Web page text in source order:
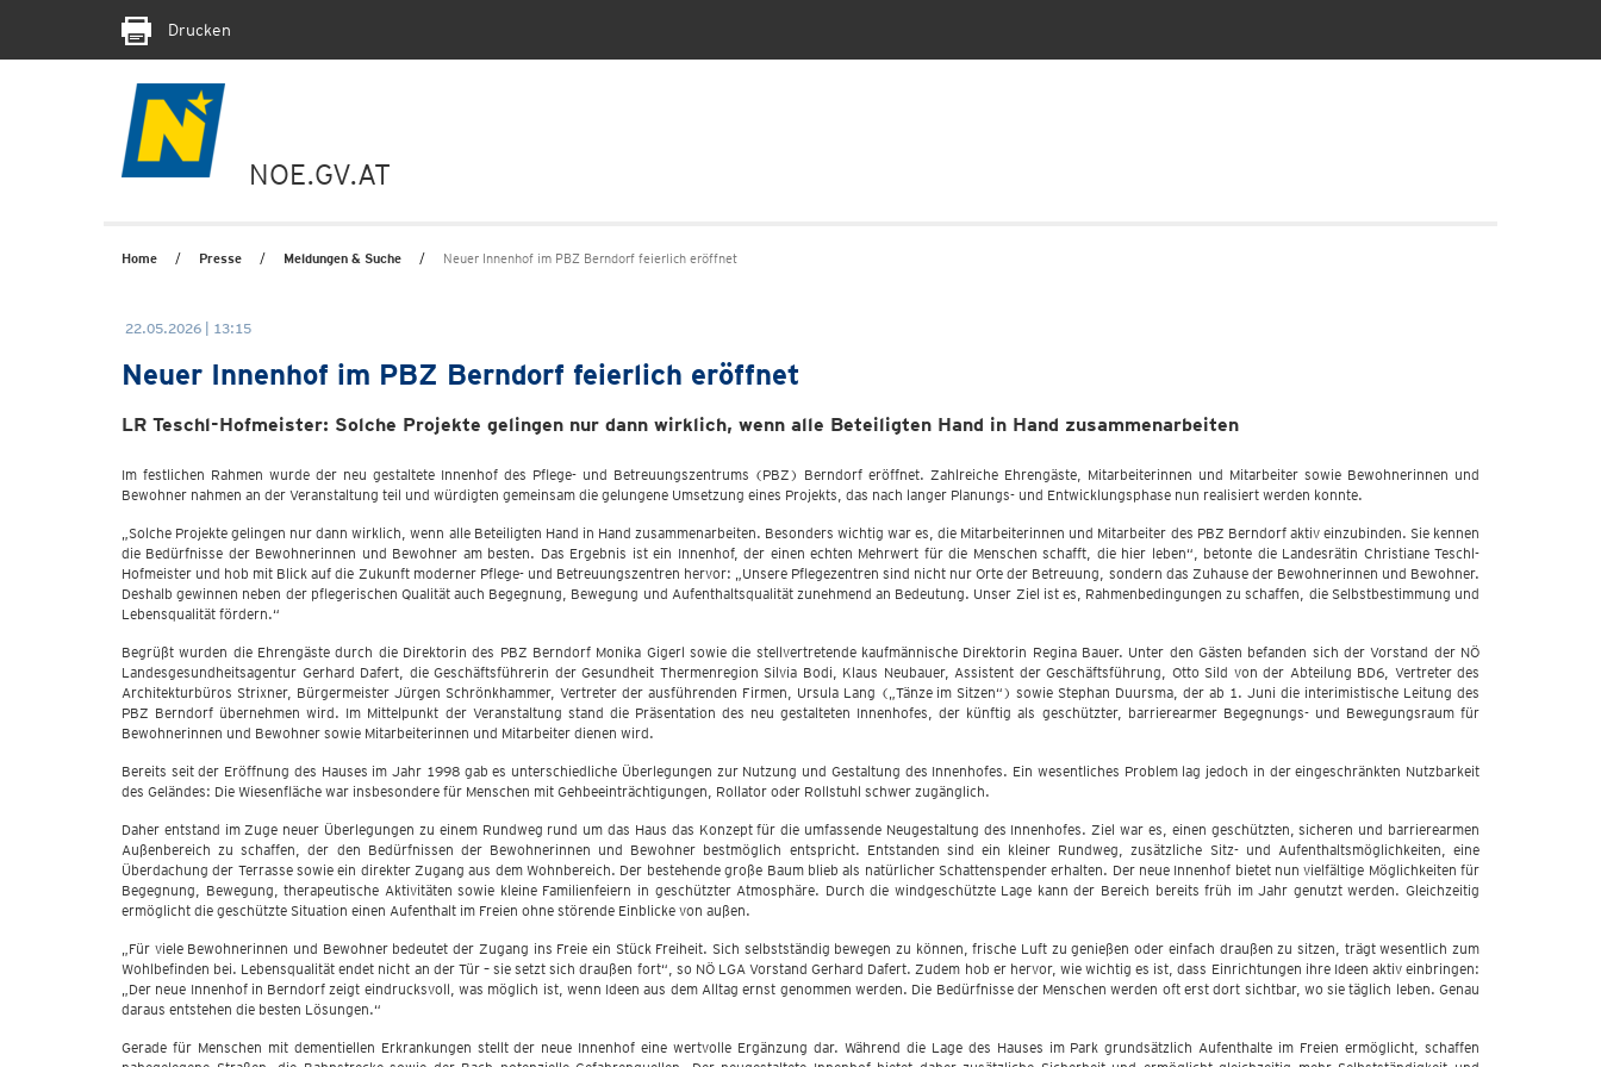
Drucken
NOE.GV.AT
Home Presse Meldungen & Suche Neuer Innenhof im PBZ Berndorf feierlich eröffnet
22.05.2026 | 13:15
Neuer Innenhof im PBZ Berndorf feierlich eröffnet
LR Teschl-Hofmeister: Solche Projekte gelingen nur dann wirklich, wenn alle Beteiligten Hand in Hand zusammenarbeiten
Im festlichen Rahmen wurde der neu gestaltete Innenhof des Pflege- und Betreuungszentrums (PBZ) Berndorf eröffnet. Zahlreiche Ehrengäste, Mitarbeiterinnen und Mitarbeiter sowie Bewohnerinnen und
Bewohner nahmen an der Veranstaltung teil und würdigten gemeinsam die gelungene Umsetzung eines Projekts, das nach langer Planungs- und Entwicklungsphase nun realisiert werden konnte.
„Solche Projekte gelingen nur dann wirklich, wenn alle Beteiligten Hand in Hand zusammenarbeiten. Besonders wichtig war es, die Mitarbeiterinnen und Mitarbeiter des PBZ Berndorf aktiv einzubinden. Sie kennen
die Bedürfnisse der Bewohnerinnen und Bewohner am besten. Das Ergebnis ist ein Innenhof, der einen echten Mehrwert für die Menschen schafft, die hier leben“, betonte die Landesrätin Christiane Teschl-
Hofmeister und hob mit Blick auf die Zukunft moderner Pflege- und Betreuungszentren hervor: „Unsere Pflegezentren sind nicht nur Orte der Betreuung, sondern das Zuhause der Bewohnerinnen und Bewohner.
Deshalb gewinnen neben der pflegerischen Qualität auch Begegnung, Bewegung und Aufenthaltsqualität zunehmend an Bedeutung. Unser Ziel ist es, Rahmenbedingungen zu schaffen, die Selbstbestimmung und
Lebensqualität fördern.“
Begrüßt wurden die Ehrengäste durch die Direktorin des PBZ Berndorf Monika Gigerl sowie die stellvertretende kaufmännische Direktorin Regina Bauer. Unter den Gästen befanden sich der Vorstand der NÖ
Landesgesundheitsagentur Gerhard Dafert, die Geschäftsführerin der Gesundheit Thermenregion Silvia Bodi, Klaus Neubauer, Assistent der Geschäftsführung, Otto Sild von der Abteilung BD6, Vertreter des
Architekturbüros Strixner, Bürgermeister Jürgen Schrönkhammer, Vertreter der ausführenden Firmen, Ursula Lang („Tänze im Sitzen“) sowie Stephan Duursma, der ab 1. Juni die interimistische Leitung des
PBZ Berndorf übernehmen wird. Im Mittelpunkt der Veranstaltung stand die Präsentation des neu gestalteten Innenhofes, der künftig als geschützter, barrierearmer Begegnungs- und Bewegungsraum für
Bewohnerinnen und Bewohner sowie Mitarbeiterinnen und Mitarbeiter dienen wird.
Bereits seit der Eröffnung des Hauses im Jahr 1998 gab es unterschiedliche Überlegungen zur Nutzung und Gestaltung des Innenhofes. Ein wesentliches Problem lag jedoch in der eingeschränkten Nutzbarkeit
des Geländes: Die Wiesenfläche war insbesondere für Menschen mit Gehbeeinträchtigungen, Rollator oder Rollstuhl schwer zugänglich.
Daher entstand im Zuge neuer Überlegungen zu einem Rundweg rund um das Haus das Konzept für die umfassende Neugestaltung des Innenhofes. Ziel war es, einen geschützten, sicheren und barrierearmen
Außenbereich zu schaffen, der den Bedürfnissen der Bewohnerinnen und Bewohner bestmöglich entspricht. Entstanden sind ein kleiner Rundweg, zusätzliche Sitz- und Aufenthaltsmöglichkeiten, eine
Überdachung der Terrasse sowie ein direkter Zugang aus dem Wohnbereich. Der bestehende große Baum blieb als natürlicher Schattenspender erhalten. Der neue Innenhof bietet nun vielfältige Möglichkeiten für
Begegnung, Bewegung, therapeutische Aktivitäten sowie kleine Familienfeiern in geschützter Atmosphäre. Durch die windgeschützte Lage kann der Bereich bereits früh im Jahr genutzt werden. Gleichzeitig
ermöglicht die geschützte Situation einen Aufenthalt im Freien ohne störende Einblicke von außen.
„Für viele Bewohnerinnen und Bewohner bedeutet der Zugang ins Freie ein Stück Freiheit. Sich selbstständig bewegen zu können, frische Luft zu genießen oder einfach draußen zu sitzen, trägt wesentlich zum
Wohlbefinden bei. Lebensqualität endet nicht an der Tür – sie setzt sich draußen fort“, so NÖ LGA Vorstand Gerhard Dafert. Zudem hob er hervor, wie wichtig es ist, dass Einrichtungen ihre Ideen aktiv einbringen:
„Der neue Innenhof in Berndorf zeigt eindrucksvoll, was möglich ist, wenn Ideen aus dem Alltag ernst genommen werden. Die Bedürfnisse der Menschen werden oft erst dort sichtbar, wo sie täglich leben. Genau
daraus entstehen die besten Lösungen.“
Gerade für Menschen mit dementiellen Erkrankungen stellt der neue Innenhof eine wertvolle Ergänzung dar. Während die Lage des Hauses im Park grundsätzlich Aufenthalte im Freien ermöglicht, schaffen